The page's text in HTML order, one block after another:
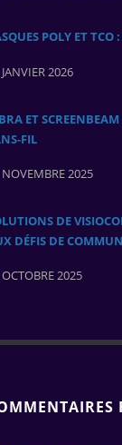
POLY ET TCO
2026
ET
2025
DE
DÉFIS DE
2025